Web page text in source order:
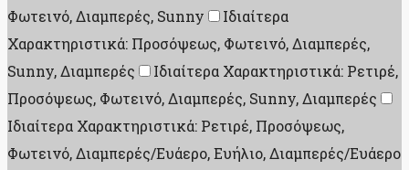
Φωτεινό, Διαμπερές, Sunny
Ιδιαίτερα
Χαρακτηριστικά: Προσόψεως, Φωτεινό, Διαμπερές,
Sunny, Διαμπερές
Ιδιαίτερα Χαρακτηριστικά: Ρετιρέ,
Προσόψεως, Φωτεινό, Διαμπερές, Sunny, Διαμπερές
Ιδιαίτερα Χαρακτηριστικά: Ρετιρέ, Προσόψεως,
Φωτεινό, Διαμπερές/Ευάερο, Ευήλιο, Διαμπερές/Ευάερο